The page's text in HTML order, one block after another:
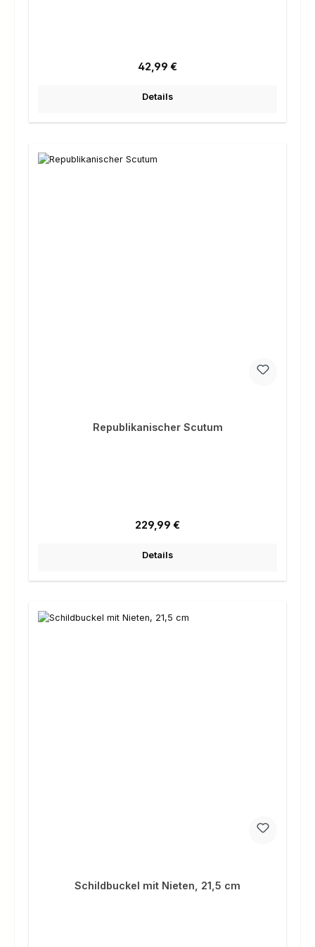
Regulärer Preis:
42,99 €
Details
Republikanischer Scutum
Regulärer Preis:
229,99 €
Details
Schildbuckel mit Nieten, 21,5 cm